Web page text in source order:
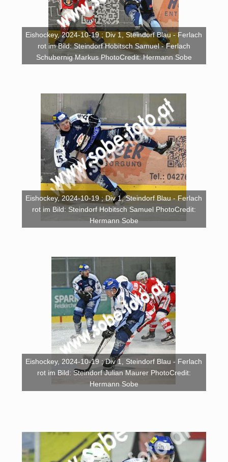
Eishockey, 2024-10-19 ; Div 1, Steindorf Blau - Ferlach
rot im Bild: Steindorf Hobitsch Samuel - Ferlach
Schubernig Markus PhotoCredit: Hermann Sobe
Eishockey, 2024-10-19 ; Div 1, Steindorf Blau - Ferlach
rot im Bild: Steindorf Hobitsch Samuel PhotoCredit:
Hermann Sobe
Eishockey, 2024-10-19 ; Div 1, Steindorf Blau - Ferlach
rot im Bild: Steindorf Julian Maurer PhotoCredit:
Hermann Sobe